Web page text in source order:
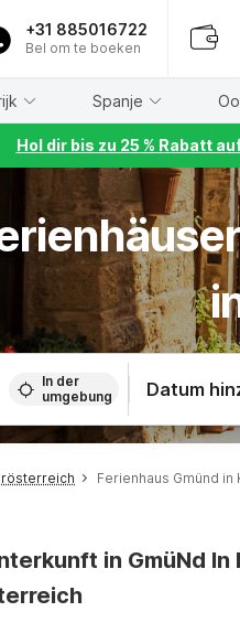
+31 885016722
Bel om te boeken
Spanje
Hol dir bis zu 25 % Rabatt
In der
umgebung
Datum
Ferienhaus Gmünd in
in GmüNd In